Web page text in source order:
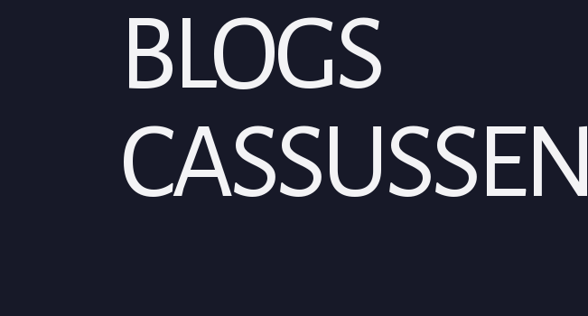
BLOGS
CASSUSSEN